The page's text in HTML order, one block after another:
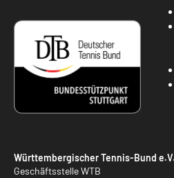
Württembergischer Tennis-Bund e.V.
Geschäftsstelle WTB